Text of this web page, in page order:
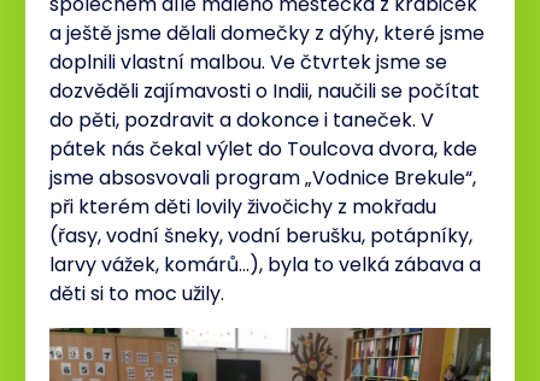
a ještě jsme dělali domečky z dýhy, které jsme
doplnili vlastní malbou. Ve čtvrtek jsme se
dozvěděli zajímavosti o Indii, naučili se počítat
do pěti, pozdravit a dokonce i taneček. V
pátek nás čekal výlet do Toulcova dvora, kde
jsme absosvovali program „Vodnice Brekule“,
při kterém děti lovily živočichy z mokřadu
(řasy, vodní šneky, vodní berušku, potápníky,
larvy vážek, komárů…), byla to velká zábava a
děti si to moc užily.